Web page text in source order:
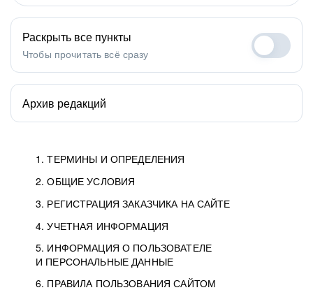
1. ТЕРМИНЫ И ОПРЕДЕЛЕНИЯ
2. ОБЩИЕ УСЛОВИЯ
3. РЕГИСТРАЦИЯ ЗАКАЗЧИКА НА САЙТЕ
4. УЧЕТНАЯ ИНФОРМАЦИЯ
5. ИНФОРМАЦИЯ О ПОЛЬЗОВАТЕЛЕ
И ПЕРСОНАЛЬНЫЕ ДАННЫЕ
6. ПРАВИЛА ПОЛЬЗОВАНИЯ САЙТОМ
Раскрыть все пункты
Чтобы прочитать всё сразу
Архив редакций